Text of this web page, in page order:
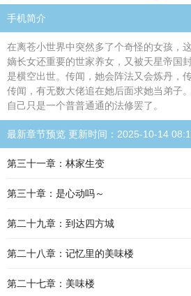
手机简介
在离苍小世界中突然多了个奇怪的女孩，
嫡长女还重要的世家养女，又被天星帝国
是横空出世。传闻，她会阵法又会炼丹，
传闻，有无数大佬追在她后面求她当弟子
自己只是一个普普通通的法修罢了。
最新章节预览 更新时间：2025-10-14
第三十一章：林家生变
第三十章：是心动吗～
第二十九章：到达四方城
第二十八章：记忆里的美味楼
第二十七章：美味楼